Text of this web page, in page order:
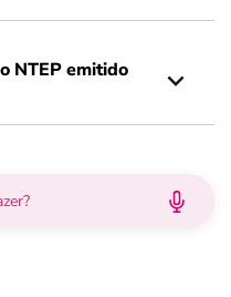
NTEP emitido